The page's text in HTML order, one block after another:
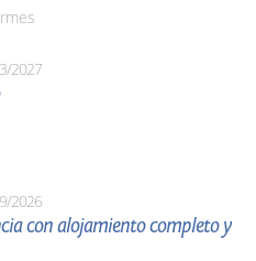
2027
2026
con alojamiento completo y